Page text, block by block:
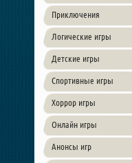
Приключения
Логические игры
Детские игры
Спортивные игры
Хоррор игры
Онлайн игры
Анонсы игр